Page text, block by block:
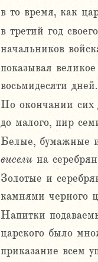
в то время, как
в третий год
начальников
показывая
восьмидесяти дней.
По окончании сих
до малого, пир
Белые, бумажные
висели на
Золотые и
камнями черного
Напитки
царского было
приказание всем